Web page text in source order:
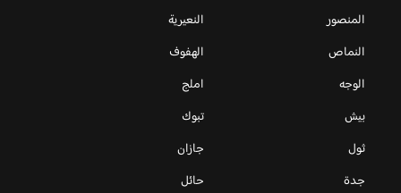
المنصور
النعيرية
النماص
الهفوف
الوجه
املج
بيش
تبوك
ثول
جازان
جدة
حائل